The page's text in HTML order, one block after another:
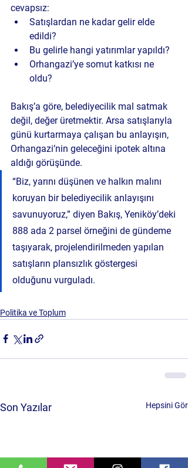
cevapsız:
Satışlardan ne kadar gelir elde
edildi?
Bu gelirle hangi yatırımlar yapıldı?
Orhangazi’ye somut katkısı ne
oldu?
Bakış’a göre, belediyecilik mal satmak
değil, değer üretmektir. Arsa satışlarıyla
günü kurtarmaya çalışan bu anlayışın,
Orhangazi’nin geleceğini ipotek altına
aldığı görüşünde.
“Biz, yarını düşünen ve halkın malını
koruyan bir belediyecilik anlayışını
savunuyoruz,” diyen Bakış, Yeniköy’deki
888 ada 2 parsel örneğini de gündeme
taşıyarak, projelendirilmeden yapılan
satışların plansızlık göstergesi
olduğunu vurguladı.
Politika ve Toplum
Son Yazılar Hepsini Gör